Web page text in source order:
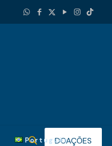
PortuguêsDOAÇÕES